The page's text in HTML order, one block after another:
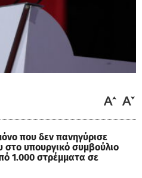
που δεν πανηγύρισε
στο υπουργικό συμβούλιο
1.000 στρέμματα σε